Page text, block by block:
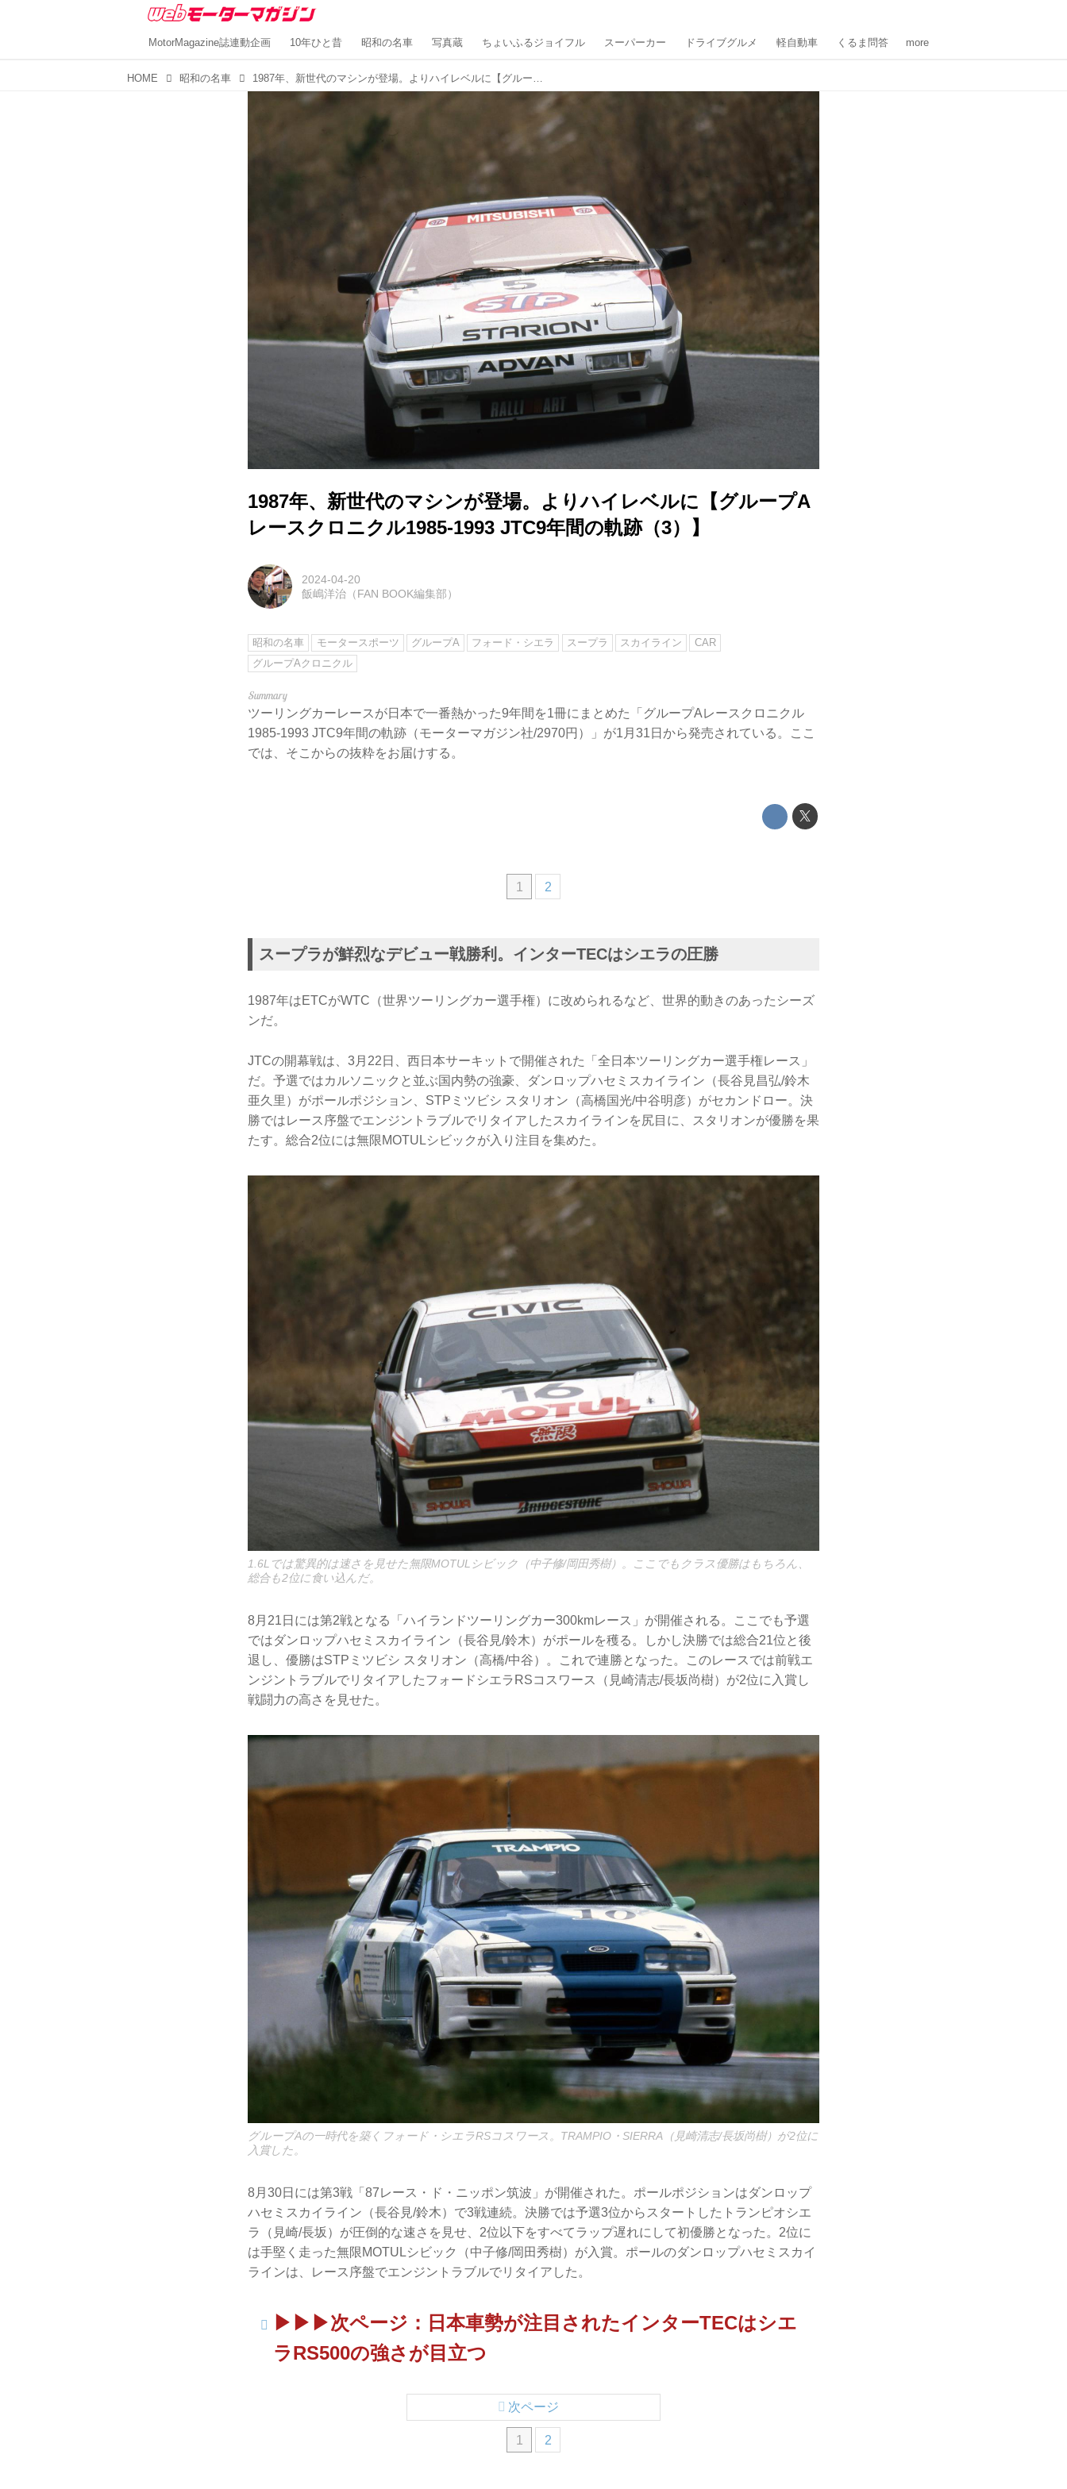
MotorMagazine誌連動企画 10年ひと昔 昭和の名車 写真蔵 ちょいふるジョイフル スーパーカー ドライブグルメ 軽自動車 くるま問答 more
HOME 昭和の名車 1987年、新世代のマシンが登場。よりハイレベルに【グループAレースクロニクル1985-1993 JTC9年間の軌跡（3）】
1987年、新世代のマシンが登場。よりハイレベルに【グループA
レースクロニクル1985-1993 JTC9年間の軌跡（3）】
2024-04-20
飯嶋洋治（FAN BOOK編集部）
昭和の名車 モータースポーツ グループA フォード・シエラ スープラ スカイライン
CAR
グループAクロニクル
ツーリングカーレースが日本で一番熱かった9年間を1冊にまとめた「グループAレースクロニクル
1985-1993 JTC9年間の軌跡（モーターマガジン社/2970円）」が1月31日から発売されている。ここ
では、そこからの抜粋をお届けする。
1 2
スープラが鮮烈なデビュー戦勝利。インターTECはシエラの圧勝
1987年はETCがWTC（世界ツーリングカー選手権）に改められるなど、世界的動きのあったシーズ
ンだ。
JTCの開幕戦は、3月22日、西日本サーキットで開催された「全日本ツーリングカー選手権レース」
だ。予選ではカルソニックと並ぶ国内勢の強豪、ダンロップハセミスカイライン（長谷見昌弘/鈴木
亜久里）がポールポジション、STPミツビシ スタリオン（高橋国光/中谷明彦）がセカンドロー。決
勝ではレース序盤でエンジントラブルでリタイアしたスカイラインを尻目に、スタリオンが優勝を果
たす。総合2位には無限MOTULシビックが入り注目を集めた。
1.6Lでは驚異的は速さを見せた無限MOTULシビック（中子修/岡田秀樹）。ここでもクラス優勝はもちろん、
総合も2位に食い込んだ。
8月21日には第2戦となる「ハイランドツーリングカー300kmレース」が開催される。ここでも予選
ではダンロップハセミスカイライン（長谷見/鈴木）がポールを穫る。しかし決勝では総合21位と後
退し、優勝はSTPミツビシ スタリオン（高橋/中谷）。これで連勝となった。このレースでは前戦エ
ンジントラブルでリタイアしたフォードシエラRSコスワース（見崎清志/長坂尚樹）が2位に入賞し
戦闘力の高さを見せた。
グループAの一時代を築くフォード・シエラRSコスワース。TRAMPIO・SIERRA（見崎清志/長坂尚樹）が2位に
入賞した。
8月30日には第3戦「87レース・ド・ニッポン筑波」が開催された。ポールポジションはダンロップ
ハセミスカイライン（長谷見/鈴木）で3戦連続。決勝では予選3位からスタートしたトランピオシエ
ラ（見崎/長坂）が圧倒的な速さを見せ、2位以下をすべてラップ遅れにして初優勝となった。2位に
は手堅く走った無限MOTULシビック（中子修/岡田秀樹）が入賞。ポールのダンロップハセミスカイ
ラインは、レース序盤でエンジントラブルでリタイアした。
▶▶▶次ページ：日本車勢が注目されたインターTECはシエ
ラRS500の強さが目立つ
1 2
次ページ